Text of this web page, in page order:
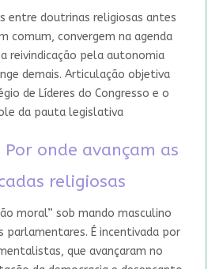
entre doutrinas religiosas antes
comum, convergem na agenda
reivindicação pela autonomia
demais. Articulação objetiva
de Líderes do Congresso e o
da pauta legislativa
Por onde avançam as
religiosas
moral” sob mando masculino
parlamentares. É incentivada por
que avançaram no